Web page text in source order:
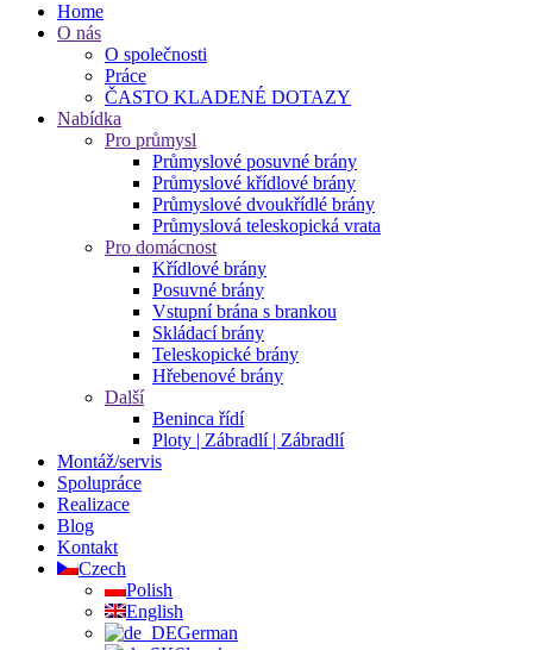
Home
O nás
O společnosti
Práce
ČASTO KLADENÉ DOTAZY
Nabídka
Pro průmysl
Průmyslové posuvné brány
Průmyslové křídlové brány
Průmyslové dvoukřídlé brány
Průmyslová teleskopická vrata
Pro domácnost
Křídlové brány
Posuvné brány
Vstupní brána s brankou
Skládací brány
Teleskopické brány
Hřebenové brány
Další
Beninca řídí
Ploty | Zábradlí | Zábradlí
Montáž/servis
Spolupráce
Realizace
Blog
Kontakt
Czech
Polish
English
German